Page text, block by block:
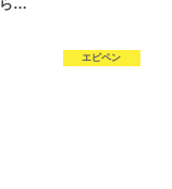
ら…
エピペン